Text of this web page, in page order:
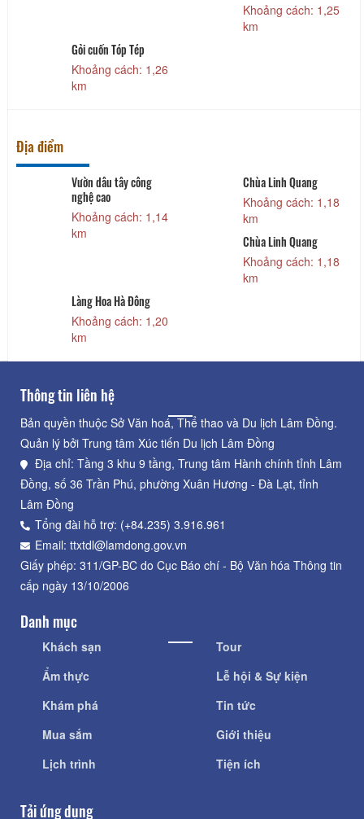
Khoảng cách: 1,25
km
Gỏi cuốn Tóp Tép
Khoảng cách: 1,26
km
Địa điểm
Vườn dâu tây công
nghệ cao
Khoảng cách: 1,14
km
Chùa Linh Quang
Khoảng cách: 1,18
km
Chùa Linh Quang
Khoảng cách: 1,18
km
Làng Hoa Hà Đông
Khoảng cách: 1,20
km
Thông tin liên hệ
Bản quyền thuộc Sở Văn hoá, Thể thao và Du lịch Lâm Đồng.
Quản lý bởi Trung tâm Xúc tiến Du lịch Lâm Đồng
Địa chỉ: Tầng 3 khu 9 tầng, Trung tâm Hành chính tỉnh Lâm
Đồng, số 36 Trần Phú, phường Xuân Hương - Đà Lạt, tỉnh
Lâm Đồng
Tổng đài hỗ trợ: (+84.235) 3.916.961
Email: ttxtdl@lamdong.gov.vn
Giấy phép: 311/GP-BC do Cục Báo chí - Bộ Văn hóa Thông tin
cấp ngày 13/10/2006
Danh mục
Khách sạn
Ẩm thực
Khám phá
Mua sắm
Lịch trình
Tour
Lễ hội & Sự kiện
Tin tức
Giới thiệu
Tiện ích
Tải ứng dụng